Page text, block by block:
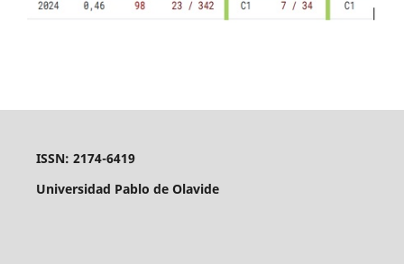
ISSN: 2174-6419
Universidad Pablo de Olavide